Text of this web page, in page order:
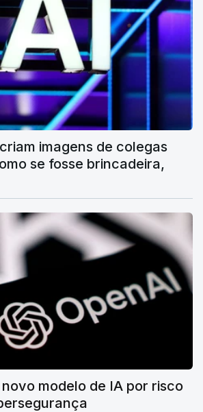
imagens de colegas
se fosse brincadeira,
modelo de IA por risco